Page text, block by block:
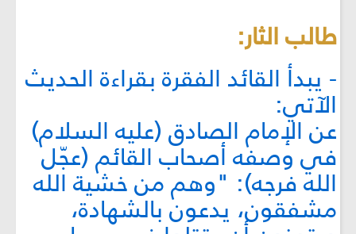
طالب الثار:
- يبدأ القائد الفقرة بقراءة الحديث
الآتي:
عن الإمام الصادق (عليه السلام)
في وصفه أصحاب القائم (عجّل
الله فرجه): "وهم من خشية الله
مشفقون، يدعون بالشهادة،